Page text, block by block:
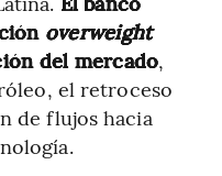
overweight
del mercado,
el retroceso
de flujos hacia